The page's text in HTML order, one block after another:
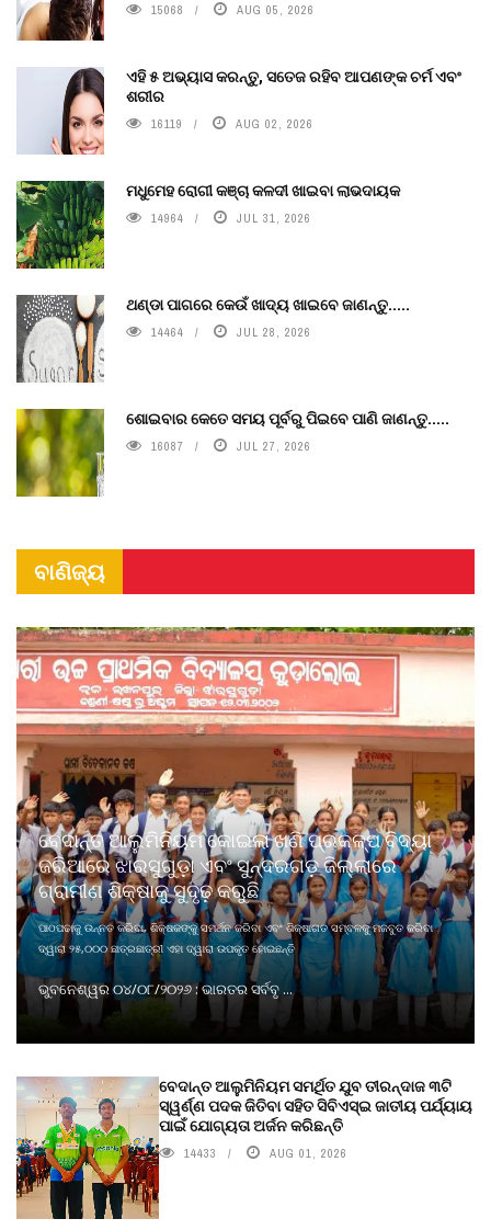
15068 AUG 05, 2026
ଏହି ୫ ଅଭ୍ୟାସ କରନ୍ତୁ, ସତେଜ ରହିବ ଆପଣଙ୍କ ଚର୍ମ ଏବଂ
ଶରୀର
16119 AUG 02, 2026
ମଧୁମେହ ରୋଗୀ କଞ୍ଚା କଳଦୀ ଖାଇବା ଲାଭଦାୟକ
14964 JUL 31, 2026
ଥଣ୍ଡା ପାଗରେ କେଉଁ ଖାଦ୍ୟ ଖାଇବେ ଜାଣନ୍ତୁ.....
14464 JUL 28, 2026
ଶୋଇବାର କେତେ ସମୟ ପୂର୍ବରୁ ପିଇବେ ପାଣି ଜାଣନ୍ତୁ.....
16087 JUL 27, 2026
ବାଣିଜ୍ୟ
ବେଦାନ୍ତ ଆଲୁମିନିୟମ କୋଇଲା ଖଣି ପ୍ରକଳ୍ପ ବିଦ୍ୟା
ଜରିଆରେ ଝାରସୁଗୁଡ଼ା ଏବଂ ସୁନ୍ଦରଗଡ଼ ଜିଲ୍ଲାରେ
ଗ୍ରାମୀଣ ଶିକ୍ଷାକୁ ସୁଦୃଢ଼ କରୁଛି
ପାଠପଢାକୁ ଉନ୍ନତ କରିବା, ଶିକ୍ଷକଙ୍କୁ ସମର୍ଥନ କରିବା ଏବଂ ଶିକ୍ଷାଗତ ସମ୍ବଳକୁ ମଜବୁତ କରିବା
ଦ୍ୱାରା ୨୫,୦୦୦ ଛାତ୍ରଛାତ୍ରୀ ଏହା ଦ୍ୱାରା ଉପକୃତ ହୋଇଛନ୍ତି
ଭୁବନେଶ୍ୱର ୦୪/୦୮/୨୦୨୬ : ଭାରତର ସର୍ବବୃ ...
ବେଦାନ୍ତ ଆଲୁମିନିୟମ ସମର୍ଥିତ ଯୁବ ତୀରନ୍ଦାଜ ୩ଟି
ସ୍ୱର୍ଣ୍ଣ ପଦକ ଜିତିବା ସହିତ ସିବିଏସ୍ଇ ଜାତୀୟ ପର୍ଯ୍ୟାୟ
ପାଇଁ ଯୋଗ୍ୟତା ଅର୍ଜନ କରିଛନ୍ତି
14433 AUG 01, 2026